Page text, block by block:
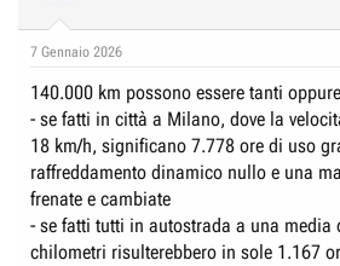
7 Gennaio 2026
140.000 km possono essere tanti
- se fatti in città a Milano, dove la
18 km/h, significano 7.778 ore di uso
raffreddamento dinamico nullo e una
frenate e cambiate
- se fatti tutti in autostrada a una media
chilometri risulterebbero in sole 1.167